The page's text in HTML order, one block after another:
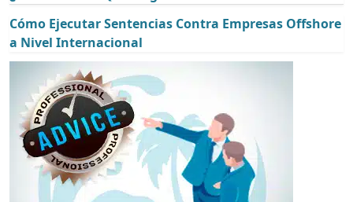
Cómo Ejecutar Sentencias Contra Empresas Offshore
a Nivel Internacional